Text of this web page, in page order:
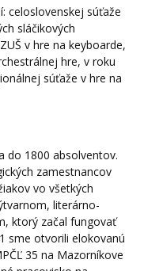
celoslovenskej súťaže
sláčikových
v hre na keyboarde,
hre, v roku
súťaže v hre na
do 1800 absolventov.
zamestnancov
vo všetkých
literárno-
ktorý začal fungovať
sme otvorili elokovanú
35 na Mazorníkove